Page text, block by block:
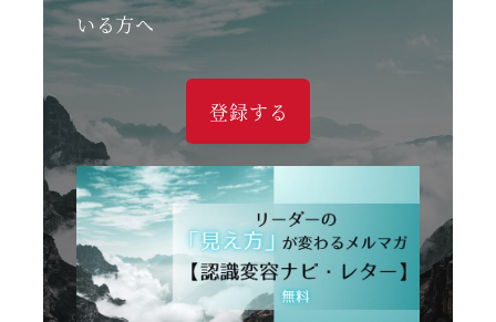
いる方へ
登録する